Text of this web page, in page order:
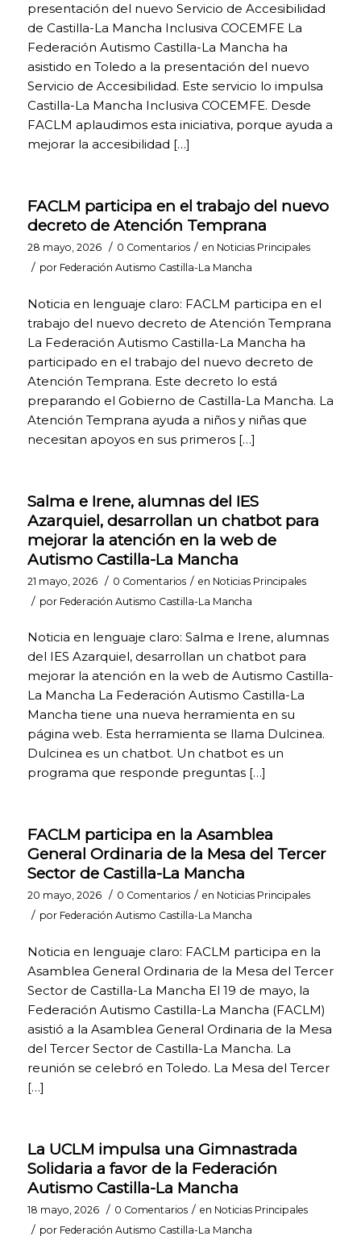
presentación del nuevo Servicio de Accesibilidad
de Castilla-La Mancha Inclusiva COCEMFE La
Federación Autismo Castilla-La Mancha ha
asistido en Toledo a la presentación del nuevo
Servicio de Accesibilidad. Este servicio lo impulsa
Castilla-La Mancha Inclusiva COCEMFE. Desde
FACLM aplaudimos esta iniciativa, porque ayuda a
mejorar la accesibilidad […]
FACLM participa en el trabajo del nuevo
decreto de Atención Temprana
28 mayo, 2026 / 0 Comentarios / en Noticias Principales
/ por Federación Autismo Castilla-La Mancha
Noticia en lenguaje claro: FACLM participa en el
trabajo del nuevo decreto de Atención Temprana
La Federación Autismo Castilla-La Mancha ha
participado en el trabajo del nuevo decreto de
Atención Temprana. Este decreto lo está
preparando el Gobierno de Castilla-La Mancha. La
Atención Temprana ayuda a niños y niñas que
necesitan apoyos en sus primeros […]
Salma e Irene, alumnas del IES
Azarquiel, desarrollan un chatbot para
mejorar la atención en la web de
Autismo Castilla-La Mancha
21 mayo, 2026 / 0 Comentarios / en Noticias Principales
/ por Federación Autismo Castilla-La Mancha
Noticia en lenguaje claro: Salma e Irene, alumnas
del IES Azarquiel, desarrollan un chatbot para
mejorar la atención en la web de Autismo Castilla-
La Mancha La Federación Autismo Castilla-La
Mancha tiene una nueva herramienta en su
página web. Esta herramienta se llama Dulcinea.
Dulcinea es un chatbot. Un chatbot es un
programa que responde preguntas […]
FACLM participa en la Asamblea
General Ordinaria de la Mesa del Tercer
Sector de Castilla-La Mancha
20 mayo, 2026 / 0 Comentarios / en Noticias Principales
/ por Federación Autismo Castilla-La Mancha
Noticia en lenguaje claro: FACLM participa en la
Asamblea General Ordinaria de la Mesa del Tercer
Sector de Castilla-La Mancha El 19 de mayo, la
Federación Autismo Castilla-La Mancha (FACLM)
asistió a la Asamblea General Ordinaria de la Mesa
del Tercer Sector de Castilla-La Mancha. La
reunión se celebró en Toledo. La Mesa del Tercer
[…]
La UCLM impulsa una Gimnastrada
Solidaria a favor de la Federación
Autismo Castilla-La Mancha
18 mayo, 2026 / 0 Comentarios / en Noticias Principales
/ por Federación Autismo Castilla-La Mancha
COOKIES
TÉCNICAS
NECESARIAS.
Para que
funcionar.
Activadas por
defecto.
Las cookies
técnicas son
necesarias para
que nuestra
página web
funcione y
puedas
navegar por la
misma. Este
tipo de cookies
son las que,
por ejemplo,
determinadas
partes
restringidas de
la página si
fuese
necesario, o
recordar
diferentes
servicios ya
seleccionados
por ti, como tus
preferencias de
privacidad. Por
ello, están
activadas por
defecto, no
necesaria tu
configuración
de tu
navegador,
bloquear o
alertar de la
este tipo de
dicho bloqueo
afectará al
correcto
funcionamiento
funcionalidades
de nuestra
página web.
COOKIES DE
ANÁLISIS. Para
la mejora
continua de
nuestra página
web. Puedes
activarlas o